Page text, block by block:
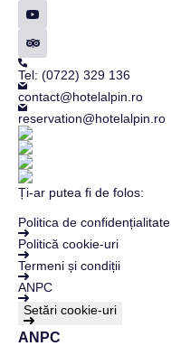
Tel: (0722) 329 136
contact@hotelalpin.ro
reservation@hotelalpin.ro
Ți-ar putea fi de folos:
Politica de confidențialitate
Politică cookie-uri
Termeni și condiții
ANPC
Setări cookie-uri
ANPC